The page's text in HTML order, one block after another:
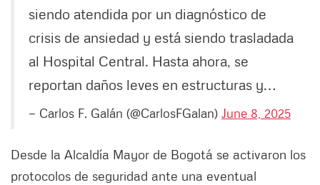
siendo atendida por un diagnóstico de
crisis de ansiedad y está siendo trasladada
al Hospital Central. Hasta ahora, se
reportan daños leves en estructuras y…
— Carlos F. Galán (@CarlosFGalan) June 8, 2025
Desde la Alcaldía Mayor de Bogotá se activaron los
protocolos de seguridad ante una eventual